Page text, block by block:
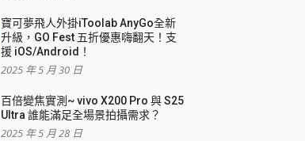
寶可夢飛人外掛iToolab AnyGo全新
升級，GO Fest 五折優惠嗨翻天！支
援 iOS/Android！
2025 年 5 月 30 日
百倍變焦實測~ vivo X200 Pro 與 S25
Ultra 誰能滿足全場景拍攝需求？
2025 年 5 月 28 日